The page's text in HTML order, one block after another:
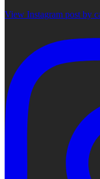
View Instagram post by